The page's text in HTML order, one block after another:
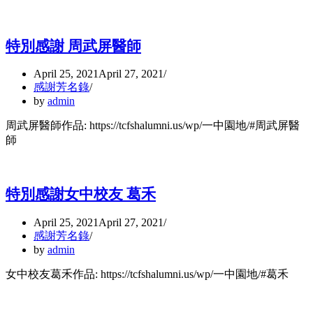
特別感謝 周武屏醫師
April 25, 2021 April 27, 2021
感謝芳名錄
by admin
周武屏醫師作品: https://tcfshalumni.us/wp/一中園地/#周武屏醫
師
特別感謝女中校友 葛禾
April 25, 2021 April 27, 2021
感謝芳名錄
by admin
女中校友葛禾作品: https://tcfshalumni.us/wp/一中園地/#葛禾